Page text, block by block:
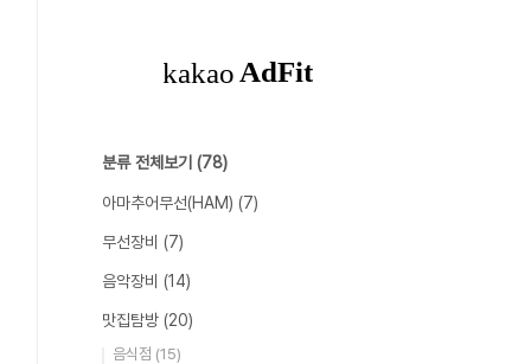
분류 전체보기 (78)
아마추어무선(HAM) (7)
무선장비 (7)
음악장비 (14)
맛집탐방 (20)
음식점 (15)